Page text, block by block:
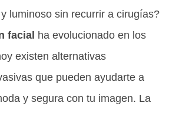
luminoso sin recurrir a cirugías?
facial ha evolucionado en los
existen alternativas
que pueden ayudarte a
y segura con tu imagen. La